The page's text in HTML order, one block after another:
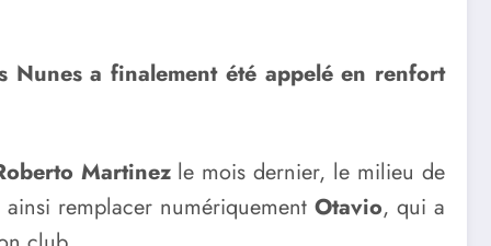
a finalement été appelé en renfort
Martinezle mois dernier, le milieu de
remplacer numériquementOtavio, qui a